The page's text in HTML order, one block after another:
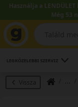
Használja a
Még 53
LEGKÖZELEBBI SZERVIZ
Vissza